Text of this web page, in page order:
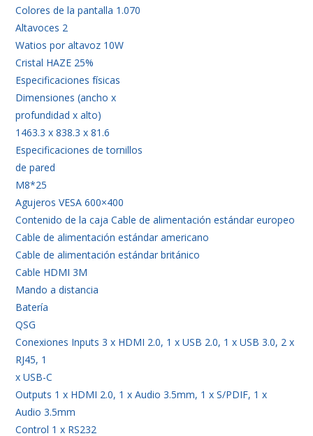
Colores de la pantalla 1.070
Altavoces 2
Watios por altavoz 10W
Cristal HAZE 25%
Especificaciones físicas
Dimensiones (ancho x
profundidad x alto)
1463.3 x 838.3 x 81.6
Especificaciones de tornillos
de pared
M8*25
Agujeros VESA 600×400
Contenido de la caja Cable de alimentación estándar europeo
Cable de alimentación estándar americano
Cable de alimentación estándar británico
Cable HDMI 3M
Mando a distancia
Batería
QSG
Conexiones Inputs 3 x HDMI 2.0, 1 x USB 2.0, 1 x USB 3.0, 2 x
RJ45, 1
x USB-C
Outputs 1 x HDMI 2.0, 1 x Audio 3.5mm, 1 x S/PDIF, 1 x
Audio 3.5mm
Control 1 x RS232